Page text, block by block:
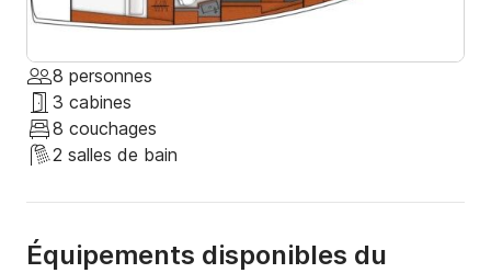
8 personnes
3 cabines
8 couchages
2 salles de bain
Équipements disponibles du